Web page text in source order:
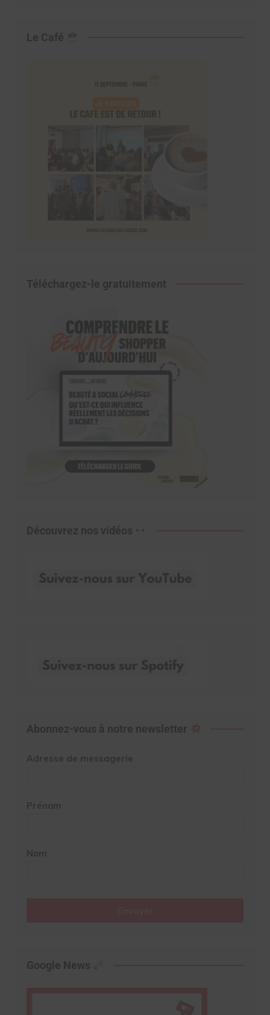
Le Café
Téléchargez-le gratuitement
Découvrez nos vidéos
Abonnez-vous à notre newsletter
Adresse de messagerie
Prénom
Nom
Google News